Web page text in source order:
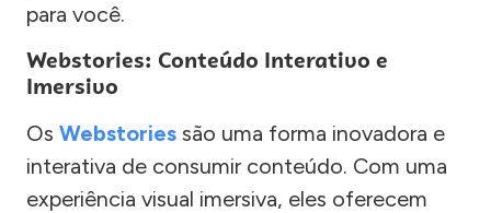
para você.
Webstories: Conteúdo Interativo e
Imersivo
Os Webstories são uma forma inovadora e
interativa de consumir conteúdo. Com uma
experiência visual imersiva, eles oferecem